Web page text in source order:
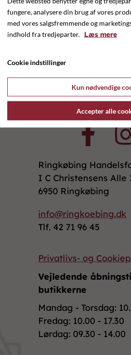
Læs mere her
Fri Bike shop,
Nørredige 10,6950
Ringkøbing
I C Christensens Alle
6950 Ringkøbing
info@ringkoebing.dk
Tlf. 42 71 96 45
Privatlivs- og
Vejledende
butikkerne
Mandag - Torsdag:
Fredag: 10.00 - 17.30
Lørdag: 09.30 - 14.00
fungere, analysere din brug af vores
med vores salgsfremmende og
indhold fra tredjeparter. Læs mere
Cookie indstillinger
Kun nødvendige
Accepter alle